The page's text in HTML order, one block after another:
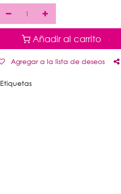
Añadir al carrito
Agregar a la lista de deseos
Etiquetas